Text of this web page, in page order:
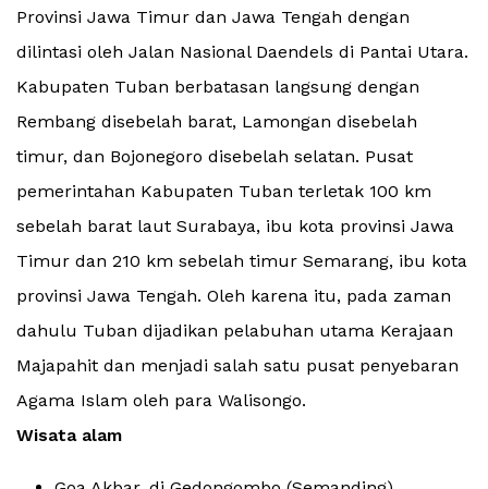
Provinsi Jawa Timur dan Jawa Tengah dengan
dilintasi oleh Jalan Nasional Daendels di Pantai Utara.
Kabupaten Tuban berbatasan langsung dengan
Rembang disebelah barat, Lamongan disebelah
timur, dan Bojonegoro disebelah selatan. Pusat
pemerintahan Kabupaten Tuban terletak 100 km
sebelah barat laut Surabaya, ibu kota provinsi Jawa
Timur dan 210 km sebelah timur Semarang, ibu kota
provinsi Jawa Tengah. Oleh karena itu, pada zaman
dahulu Tuban dijadikan pelabuhan utama Kerajaan
Majapahit dan menjadi salah satu pusat penyebaran
Agama Islam oleh para Walisongo.
Wisata alam